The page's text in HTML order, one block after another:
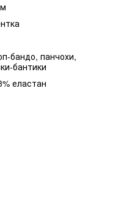
бандо, панчохи,
бантики
еластан